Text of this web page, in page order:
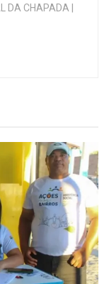
DA CHAPADA |